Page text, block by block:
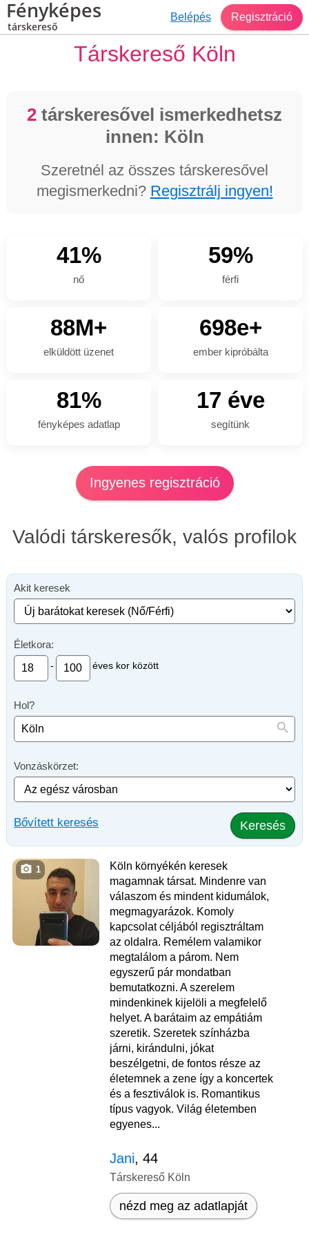
Fényképes
társkereső
Belépés Regisztráció
Társkereső Köln
2 társkeresővel ismerkedhetsz
innen: Köln
Szeretnél az összes társkeresővel
megismerkedni? Regisztrálj ingyen!
41%
nő
59%
férfi
88M+
elküldött üzenet
698e+
ember kipróbálta
81%
fényképes adatlap
17 éve
segítünk
Ingyenes regisztráció
Valódi társkeresők, valós profilok
Akit keresek
Életkora:
- éves kor között
Hol?
Vonzáskörzet:
Bővített keresés Keresés
1
Köln környékén keresek
magamnak társat. Mindenre van
válaszom és mindent kidumálok,
megmagyarázok. Komoly
kapcsolat céljából regisztráltam
az oldalra. Remélem valamikor
megtalálom a párom. Nem
egyszerű pár mondatban
bemutatkozni. A szerelem
mindenkinek kijelöli a megfelelő
helyet. A barátaim az empátiám
szeretik. Szeretek színházba
járni, kirándulni, jókat
beszélgetni, de fontos része az
életemnek a zene így a koncertek
és a fesztiválok is. Romantikus
típus vagyok. Világ életemben
egyenes...
Jani, 44
Társkereső Köln
nézd meg az adatlapját